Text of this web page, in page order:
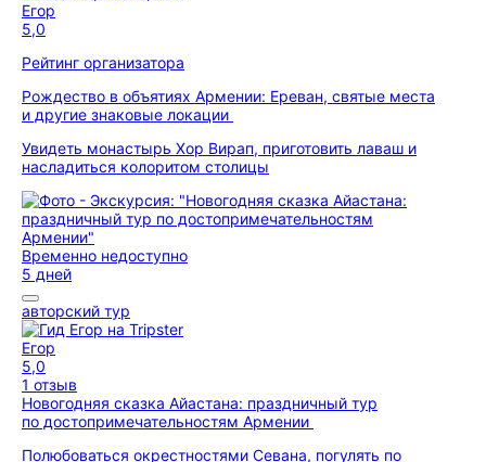
Егор
5,0
Рейтинг организатора
Рождество в объятиях Армении: Ереван, святые места
и другие знаковые локации
Увидеть монастырь Хор Вирап, приготовить лаваш и
насладиться колоритом столицы
Временно недоступно
5 дней
авторский тур
Егор
5,0
1 отзыв
Новогодняя сказка Айастана: праздничный тур
по достопримечательностям Армении
Полюбоваться окрестностями Севана, погулять по